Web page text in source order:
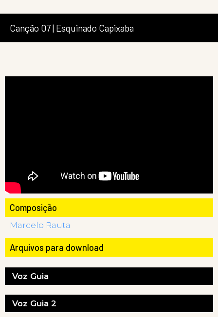
Canção 07 | Esquinado Capixaba
Composição
Marcelo Rauta
Arquivos para download
Voz Guia
Voz Guia 2